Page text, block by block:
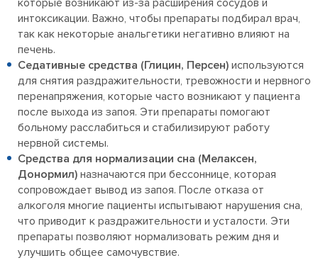
интоксикации. Важно, чтобы препараты подбирал врач,
так как некоторые анальгетики негативно влияют на
печень.
Седативные средства (Глицин, Персен) используются
для снятия раздражительности, тревожности и нервного
перенапряжения, которые часто возникают у пациента
после выхода из запоя. Эти препараты помогают
больному расслабиться и стабилизируют работу
нервной системы.
Средства для нормализации сна (Мелаксен,
Донормил) назначаются при бессоннице, которая
сопровождает вывод из запоя. После отказа от
алкоголя многие пациенты испытывают нарушения сна,
что приводит к раздражительности и усталости. Эти
препараты позволяют нормализовать режим дня и
улучшить общее самочувствие.